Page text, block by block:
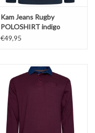
Kam Jeans Rugby
POLOSHIRT indigo
€49,95